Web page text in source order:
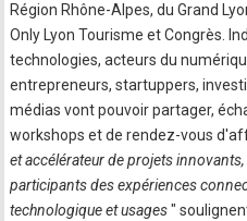
Région Rhône-Alpes, du Grand
Only Lyon Tourisme et Congrès.
technologies, acteurs du
entrepreneurs, startuppers,
médias vont pouvoir partager,
workshops et de rendez-vous
et accélérateur de projets
participants des expériences
technologique et usages"